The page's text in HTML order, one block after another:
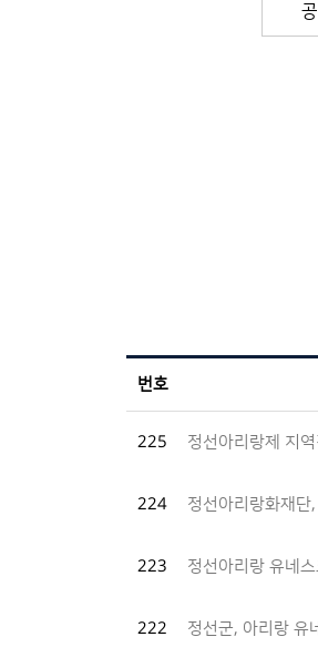
번호
225 정선아리랑제 지
224 정선아리랑화재단
223 정선아리랑 유네
222 정선군, 아리랑 유